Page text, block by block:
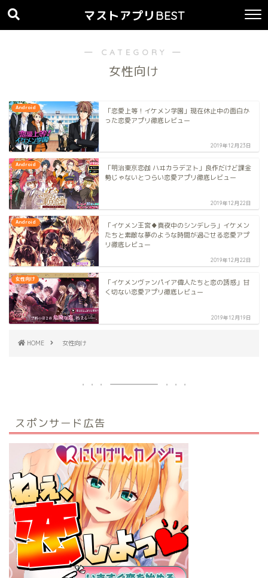
マストアプリBEST
― CATEGORY ―
女性向け
Android
「恋愛上等！イケメン学園」現在休止中の面白か
った恋愛アプリ徹底レビュー
2019年12月23日
Android
「明治東亰恋伽 ハヰカラデヱト」良作だけど課金
勢じゃないとつらい恋愛アプリ徹底レビュー
2019年12月22日
Android
「イケメン王宮♦真夜中のシンデレラ」イケメン
たちと素敵な夢のような時間が過ごせる恋愛アプ
リ徹底レビュー
2019年12月22日
女性向け
「イケメンヴァンパイア偉人たちと恋の誘惑」甘
く切ない恋愛アプリ徹底レビュー
2019年12月19日
HOME 女性向け
スポンサード広告